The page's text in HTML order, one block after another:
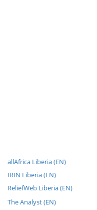
allAfrica Liberia (EN)
IRIN Liberia (EN)
ReliefWeb Liberia (EN)
The Analyst (EN)